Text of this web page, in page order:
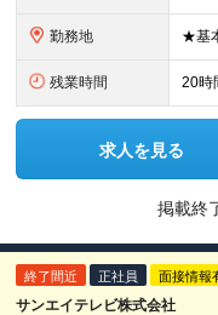
勤務地
残業時間 20時
求人を見る
掲載終
終了間近 正社員 面接情報
サンエイテレビ株式会社